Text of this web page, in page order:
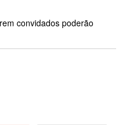
convidados poderão